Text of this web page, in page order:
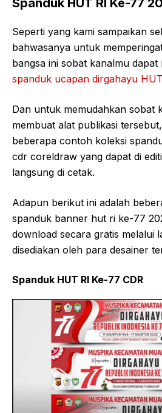
Seperti yang kami sampaikan
bahwasanya untuk
bangsa ini sobat kanalmu dapat
spanduk ucapan dirgahayu
Dan untuk memudahkan sobat
membuat alat publikasi
beberapa contoh koleksi
cdr coreldraw yang dapat di
langsung di cetak.
Adapun berikut ini adalah
spanduk banner hut ri ke-77
download secara gratis melalui
disediakan oleh para desainer
Spanduk HUT RI Ke-77 CDR